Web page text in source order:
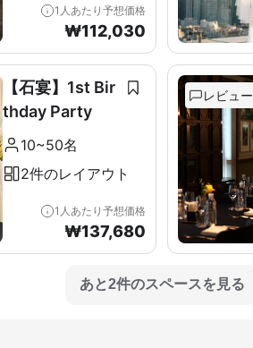
1人あたり予想価格
₩112,030
【石宴】1st Bir
thday Party
10~50名
2件のレイアウト
1人あたり予想価格
₩137,680
レビュー
あと2件のスペースを見る